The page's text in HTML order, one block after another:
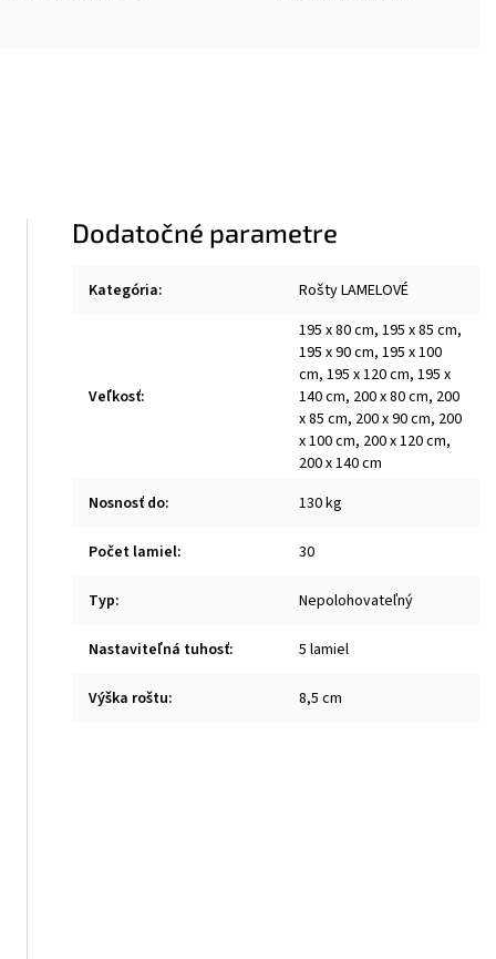
Dodatočné parametre
Kategória: Rošty LAMELOVÉ
Veľkosť:
195 x 80 cm, 195 x 85 cm,
195 x 90 cm, 195 x 100
cm, 195 x 120 cm, 195 x
140 cm, 200 x 80 cm, 200
x 85 cm, 200 x 90 cm, 200
x 100 cm, 200 x 120 cm,
200 x 140 cm
Nosnosť do: 130 kg
Počet lamiel: 30
Typ: Nepolohovateľný
Nastaviteľná tuhosť: 5 lamiel
Výška roštu: 8,5 cm